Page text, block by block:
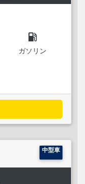
local_gas_station
ガソリン
中型車